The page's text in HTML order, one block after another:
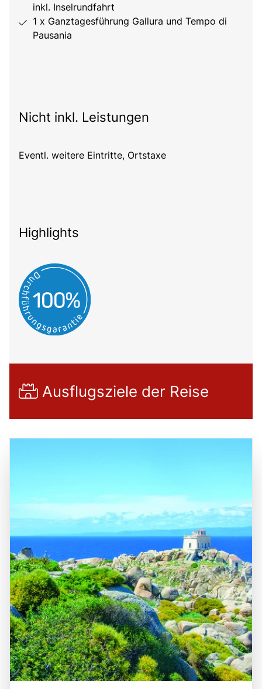
inkl. Inselrundfahrt
1 x Ganztagesführung Gallura und Tempo di
Pausania
Nicht inkl. Leistungen
Eventl. weitere Eintritte, Ortstaxe
Highlights
Ausflugsziele der Reise